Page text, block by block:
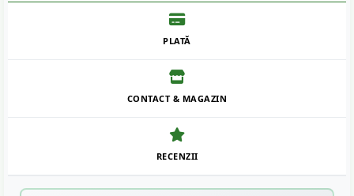
PLATĂ
CONTACT & MAGAZIN
RECENZII